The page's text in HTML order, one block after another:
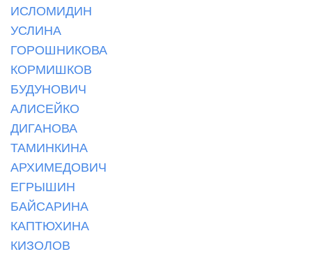
ИСЛОМИДИН
УСЛИНА
ГОРОШНИКОВА
КОРМИШКОВ
БУДУНОВИЧ
АЛИСЕЙКО
ДИГАНОВА
ТАМИНКИНА
АРХИМЕДОВИЧ
ЕГРЫШИН
БАЙСАРИНА
КАПТЮХИНА
КИЗОЛОВ